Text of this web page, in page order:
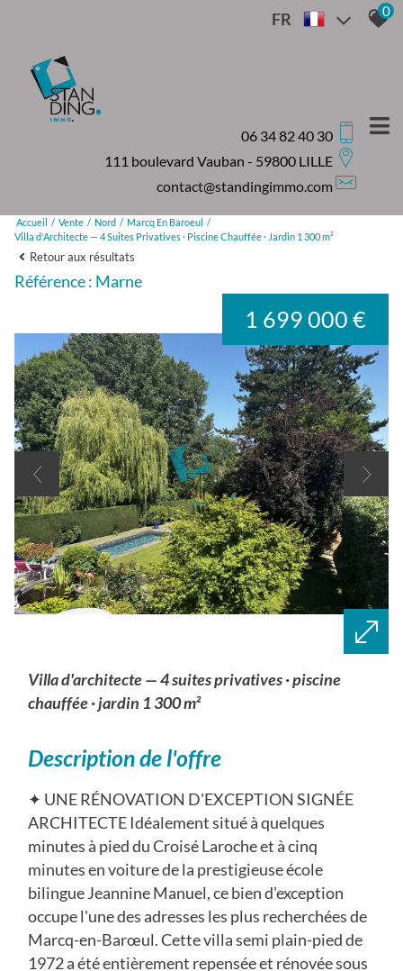
FR 0
06 34 82 40 30
111 boulevard Vauban - 59800 LILLE
contact@standingimmo.com
Accueil Vente Nord
Marcq En Baroeul
Villa d'Architecte — 4 Suites Privatives · Piscine Chauffée · Jardin 1 300 m²
Retour aux résultats
Référence : Marne
1 699 000 €
villa d'architecte — 4 suites privatives · piscine
chauffée · jardin 1 300 m²
description de l'offre
✦ UNE RÉNOVATION D'EXCEPTION SIGNÉE
ARCHITECTE Idéalement situé à quelques
minutes à pied du Croisé Laroche et à cinq
minutes en voiture de la prestigieuse école
bilingue Jeannine Manuel, ce bien d'exception
occupe l'une des adresses les plus recherchées de
Marcq-en-Barœul. Cette villa semi plain-pied de
1972 a été entièrement repensée et rénovée sous